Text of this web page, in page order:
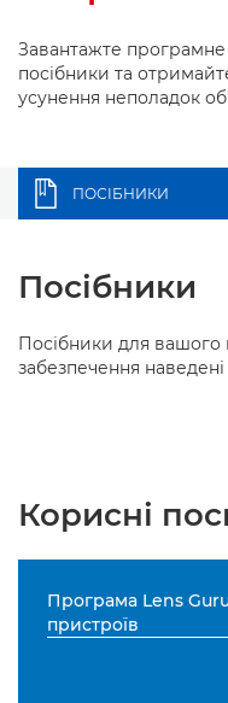
Завантажте
посібники та
усунення неполадок
ПОСІБНИКИ
Посібники
Посібники для
забезпечення
Корисні
Програма Lens
пристроїв